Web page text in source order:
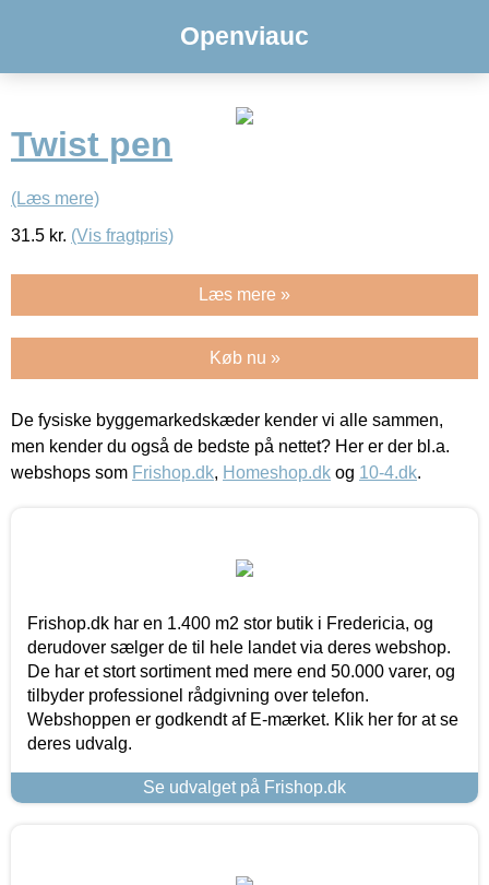
Openviauc
Twist pen
(Læs mere)
31.5 kr. (Vis fragtpris)
Læs mere »
Køb nu »
De fysiske byggemarkedskæder kender vi alle sammen,
men kender du også de bedste på nettet? Her er der bl.a.
webshops som Frishop.dk, Homeshop.dk og 10-4.dk.
Frishop.dk har en 1.400 m2 stor butik i Fredericia, og
derudover sælger de til hele landet via deres webshop.
De har et stort sortiment med mere end 50.000 varer, og
tilbyder professionel rådgivning over telefon.
Webshoppen er godkendt af E-mærket. Klik her for at se
deres udvalg.
Se udvalget på Frishop.dk